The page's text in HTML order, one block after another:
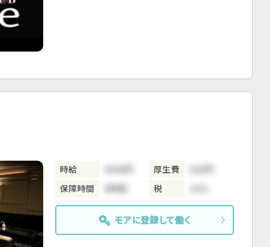
時給 4500円 厚生費
保障時間
6時間 税
モアに登録して働く